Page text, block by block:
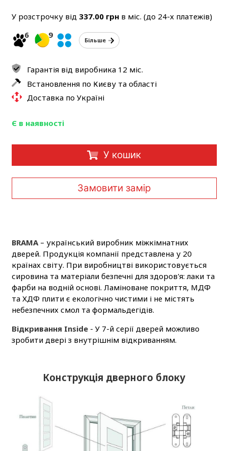
У розстрочку від 337.00грнв міс. (до 24-х платежів)
6
9
Більше
Гарантія від виробника 12 міс.
Встановлення по Києву та області
Доставка по Україні
Є в наявності
У кошик
Замовити замір
BRAMA– український виробник міжкімнатних
дверей. Продукція компанії представлена у 20
країнах світу. При виробництві використовується
сировина та матеріали безпечні для здоров'я: лаки та
фарби на водній основі. Ламіноване покриття, МДФ
та ХДФ плити є екологічно чистими і не містять
небезпечних смол та формальдегідів.
Відкривання Inside- У 7-й серії дверей можливо
зробити двері з внутрішнім відкриванням.
Конструкція дверного блоку